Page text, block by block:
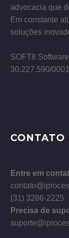
advocacia que
Em constante
soluções
SOFT8
30.227.590/
CONTATO
Entre em
(31) 3286-2225
Precisa de